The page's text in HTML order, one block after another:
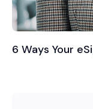
6 Ways Your